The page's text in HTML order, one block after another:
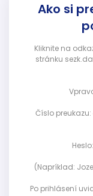
Ako si
Kliknite na
stránku
Číslo
(Napríklad:
Po prihlásení